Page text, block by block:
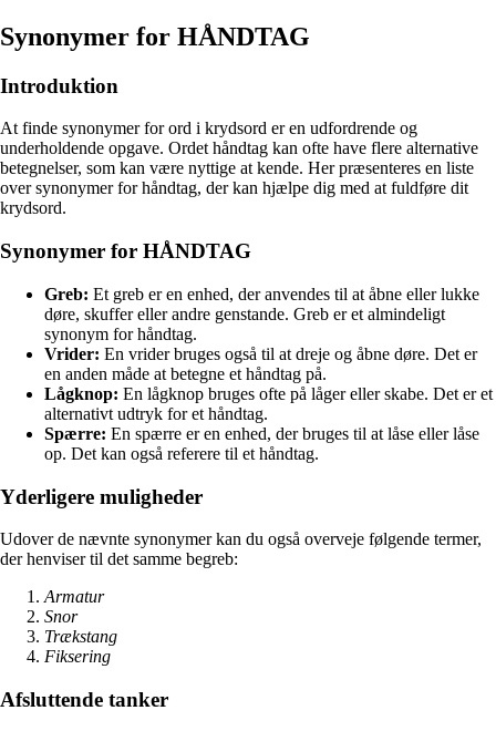
Synonymer for HÅNDTAG
Introduktion
At finde synonymer for ord i krydsord er en udfordrende og
underholdende opgave. Ordet håndtag kan ofte have flere alternative
betegnelser, som kan være nyttige at kende. Her præsenteres en liste
over synonymer for håndtag, der kan hjælpe dig med at fuldføre dit
krydsord.
Synonymer for HÅNDTAG
Greb: Et greb er en enhed, der anvendes til at åbne eller lukke
døre, skuffer eller andre genstande. Greb er et almindeligt
synonym for håndtag.
Vrider: En vrider bruges også til at dreje og åbne døre. Det er
en anden måde at betegne et håndtag på.
Lågknop: En lågknop bruges ofte på låger eller skabe. Det er et
alternativt udtryk for et håndtag.
Spærre: En spærre er en enhed, der bruges til at låse eller låse
op. Det kan også referere til et håndtag.
Yderligere muligheder
Udover de nævnte synonymer kan du også overveje følgende termer,
der henviser til det samme begreb:
Armatur
Snor
Trækstang
Fiksering
Afsluttende tanker